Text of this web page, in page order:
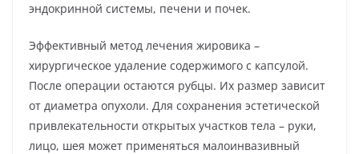
эндокринной системы, печени и почек.
Эффективный метод лечения жировика –
хирургическое удаление содержимого с капсулой.
После операции остаются рубцы. Их размер зависит
от диаметра опухоли. Для сохранения эстетической
привлекательности открытых участков тела – руки,
лицо, шея может применяться малоинвазивный